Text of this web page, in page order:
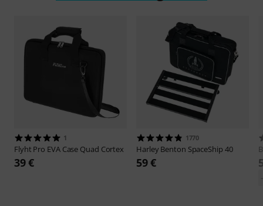
1
Flyht Pro EVA Case Quad Cortex
39 €
1770
Harley Benton SpaceShip 40
59 €